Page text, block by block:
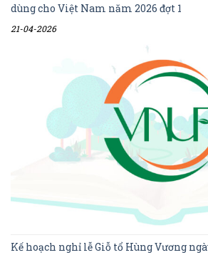
dùng cho Việt Nam năm 2026 đợt 1
21-04-2026
Kế hoạch nghỉ lễ Giỗ tổ Hùng Vương